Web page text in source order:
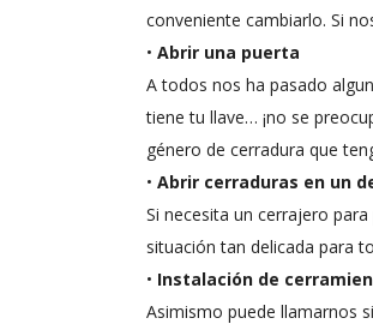
conveniente cambiarlo. Si
• Abrir una puerta
A todos nos ha pasado
tiene tu llave… ¡no se
género de cerradura que
• Abrir cerraduras en un
Si necesita un cerrajero
situación tan delicada para
• Instalación de
Asimismo puede llamarnos